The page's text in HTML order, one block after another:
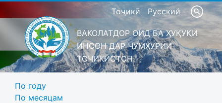
Тоҷикӣ Русский
ВАКОЛАТДОР ОИД БА ҲУҚУҚИ
ИНСОН ДАР ҶУМҲУРИИ
ТОҶИКИСТОН
По году
По месяцам